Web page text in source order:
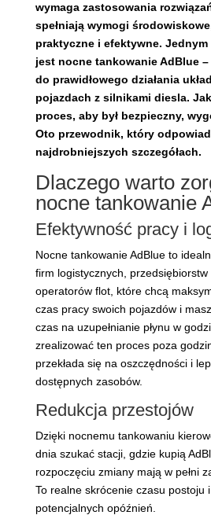
wymaga zastosowania
spełniają wymogi
praktyczne i efektywne.
jest nocne tankowanie AdBlue
do prawidłowego działania
pojazdach z silnikami diesla.
proces, aby był bezpieczny,
Oto przewodnik, który
najdrobniejszych szczegółach.
Dlaczego warto
nocne tankowanie
Efektywność pracy i
Nocne tankowanie AdBlue to
firm logistycznych,
operatorów flot, które chcą
czas pracy swoich pojazdów i
czas na uzupełnianie płynu w
zrealizować ten proces poza
przekłada się na oszczędności i
dostępnych zasobów.
Redukcja przestojów
Dzięki nocnemu tankowaniu
dnia szukać stacji, gdzie kupią
rozpoczęciu zmiany mają w pełni
To realne skrócenie czasu postoju
potencjalnych opóźnień.